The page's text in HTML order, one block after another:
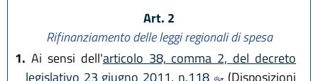
Art. 2
Rifinanziamento delle leggi regionali di spesa
1. Ai sensi dell'articolo 38, comma 2, del decreto
legislativo 23 giugno 2011, n.118
(Disposizioni